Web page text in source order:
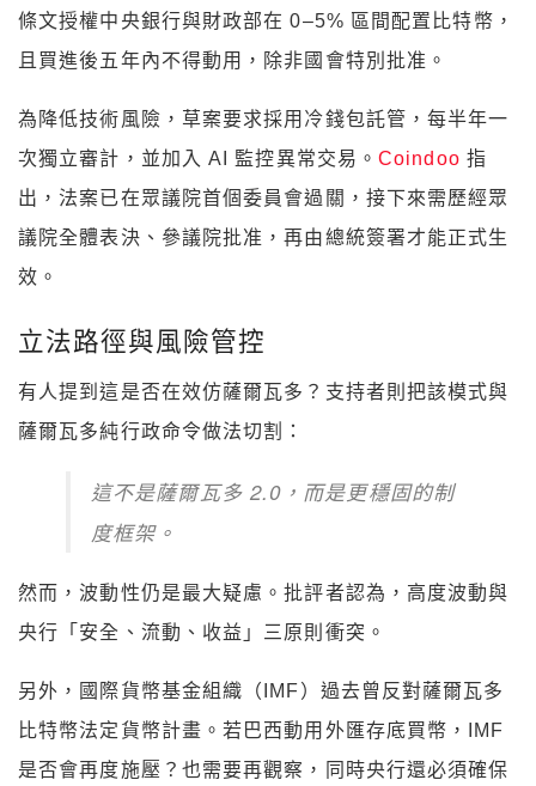
條文授權中央銀行與財政部在 0–5% 區間配置比特幣，
且買進後五年內不得動用，除非國會特別批准。
為降低技術風險，草案要求採用冷錢包託管，每半年一
次獨立審計，並加入 AI 監控異常交易。 Coindoo 指
出，法案已在眾議院首個委員會過關，接下來需歷經眾
議院全體表決、參議院批准，再由總統簽署才能正式生
效。
立法路徑與風險管控
有人提到這是否在效仿薩爾瓦多？支持者則把該模式與
薩爾瓦多純行政命令做法切割：
這不是薩爾瓦多 2.0，而是更穩固的制
度框架。
然而，波動性仍是最大疑慮。批評者認為，高度波動與
央行「安全、流動、收益」三原則衝突。
另外，國際貨幣基金組織（IMF）過去曾反對薩爾瓦多
比特幣法定貨幣計畫。若巴西動用外匯存底買幣，IMF
是否會再度施壓？也需要再觀察，同時央行還必須確保